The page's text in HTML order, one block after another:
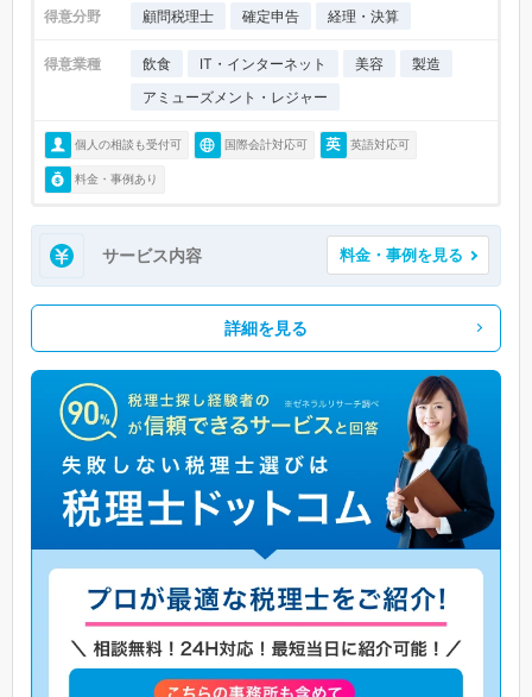
得意分野 顧問税理士 確定申告 経理・決算
得意業種 飲食 IT・インターネット 美容
製造
アミューズメント・レジャー
個人の相談も受付可 国際会計対応可 英語対応可
料金・事例あり
サービス内容 料金・事例を見る
詳細を見る